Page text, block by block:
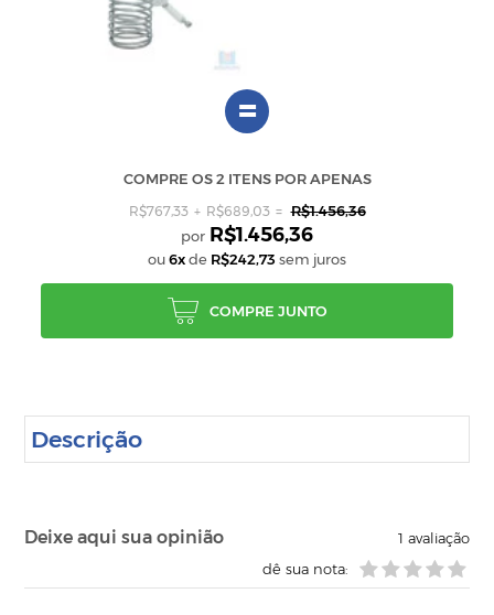
=
COMPRE OS 2 ITENS POR APENAS
R$767,33 R$689,03 R$1.456,36
R$1.456,36
ou6xde R$242,73 sem juros
COMPRE JUNTO
Descrição
Deixe aqui sua opinião 1 avaliação
dê sua nota: